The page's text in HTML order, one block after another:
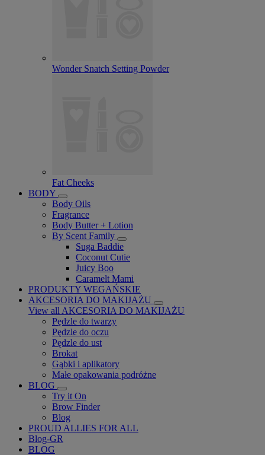
Wonder Snatch Setting Powder
Fat Cheeks
BODY
Body Oils
Fragrance
Body Butter + Lotion
By Scent Family
Suga Baddie
Coconut Cutie
Juicy Boo
Caramelt Mami
PRODUKTY WEGAŃSKIE
AKCESORIA DO MAKIJAŻU
View all AKCESORIA DO MAKIJAŻU
Pędzle do twarzy
Pędzle do oczu
Pędzle do ust
Brokat
Gąbki i aplikatory
Małe opakowania podróżne
BLOG
Try it On
Brow Finder
Blog
PROUD ALLIES FOR ALL
Blog-GR
BLOG